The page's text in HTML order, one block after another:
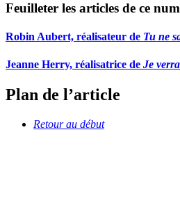
Feuilleter les articles de ce
Robin Aubert, réalisateur de Tu ne
Jeanne Herry, réalisatrice de Je
Plan de l’article
Retour au début